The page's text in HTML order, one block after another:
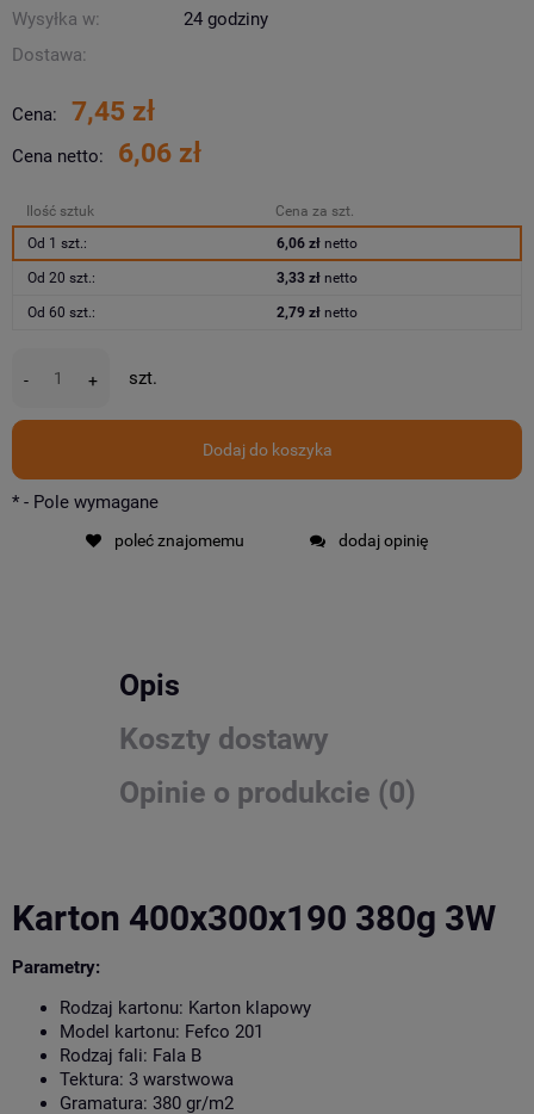
Wysyłka w:
24 godziny
Dostawa:
Cena: 7,45 zł
Cena netto: 6,06 zł
Ilość sztuk
Cena za szt.
Od 1 szt.:
6,06 złnetto
Od 20 szt.: 3,33 złnetto
Od 60 szt.: 2,79 złnetto
- + szt.
Dodaj do koszyka
* - Pole wymagane
poleć znajomemu dodaj opinię
Opis
Koszty dostawy
Opinie o produkcie (0)
Karton 400x300x190 380g 3W
Parametry:
Rodzaj kartonu: Karton klapowy
Model kartonu: Fefco 201
Rodzaj fali: Fala B
Tektura: 3 warstwowa
Gramatura: 380 gr/m2